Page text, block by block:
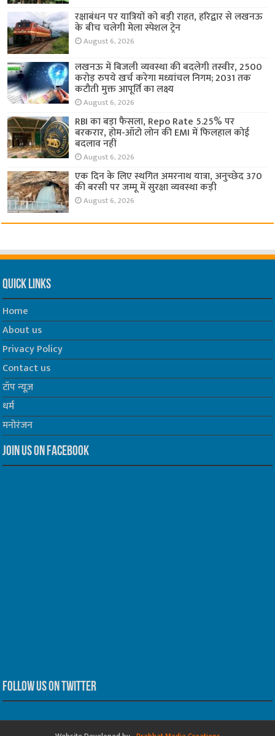
रक्षाबंधन पर यात्रियों को बड़ी राहत, हरिद्वार से लखनऊ
के बीच चलेगी मेला स्पेशल ट्रेन
August 6, 2026
लखनऊ में बिजली व्यवस्था की बदलेगी तस्वीर, 2500
करोड़ रुपये खर्च करेगा मध्यांचल निगम; 2031 तक
कटौती मुक्त आपूर्ति का लक्ष्य
August 6, 2026
RBI का बड़ा फैसला, Repo Rate 5.25% पर
बरकरार, होम-ऑटो लोन की EMI में फिलहाल कोई
बदलाव नहीं
August 6, 2026
एक दिन के लिए स्थगित अमरनाथ यात्रा, अनुच्छेद 370
की बरसी पर जम्मू में सुरक्षा व्यवस्था कड़ी
August 6, 2026
Quick Links
Home
About us
Privacy Policy
Contact us
टॉप न्यूज़
धर्म
मनोरंजन
Join us on Facebook
Follow us on Twitter